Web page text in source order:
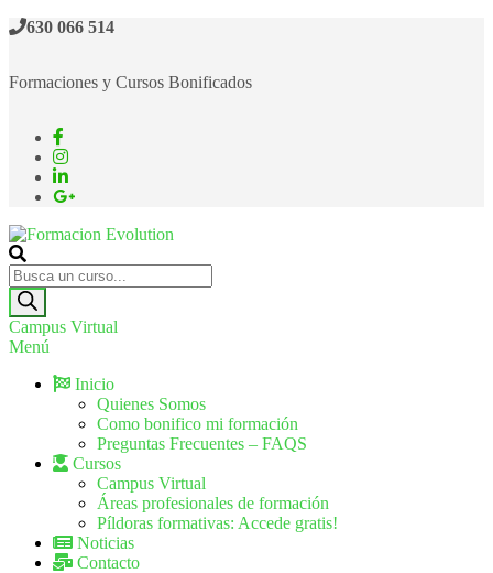
630 066 514
Formaciones y Cursos Bonificados
Formacion Evolution
Cursos de formación continua
Campus Virtual
Menú
Inicio
Quienes Somos
Como bonifico mi formación
Preguntas Frecuentes – FAQS
Cursos
Campus Virtual
Áreas profesionales de formación
Píldoras formativas: Accede gratis!
Noticias
Contacto